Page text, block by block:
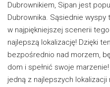
Dubrownikiem, Sipan jest
Dubrownika. Sąsiednie
w najpiękniejszej scenerii
najlepszą lokalizację! Dzięki
bezpośrednio nad morzem,
dom i spełnić swoje
jedną z najlepszych